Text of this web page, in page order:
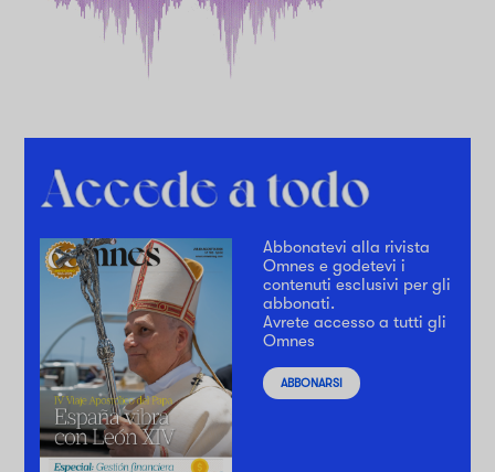
Abbonatevi alla rivista
Omnes e godetevi i
contenuti esclusivi per gli
abbonati.
Avrete accesso a tutti gli
Omnes
ABBONARSI